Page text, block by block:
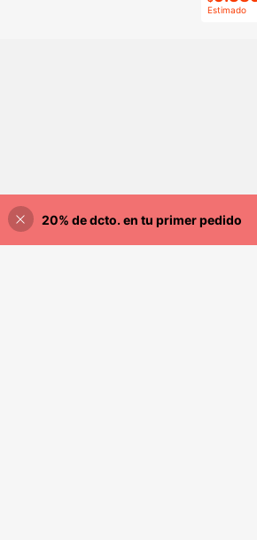
Estimado
¡14% DE DESCUENTO!
20% de dcto. en tu primer pedido